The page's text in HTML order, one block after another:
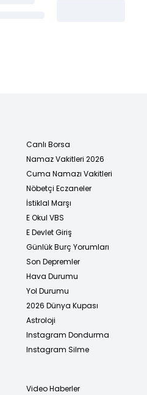
Canlı Borsa
Namaz Vakitleri 2026
Cuma Namazı Vakitleri
Nöbetçi Eczaneler
İstiklal Marşı
E Okul VBS
E Devlet Giriş
Günlük Burç Yorumları
Son Depremler
Hava Durumu
Yol Durumu
2026 Dünya Kupası
Astroloji
Instagram Dondurma
Instagram Silme
Video Haberler